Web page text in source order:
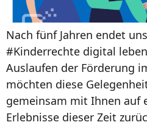
Nach fünf Jahren endet
#Kinderrechte digital
Auslaufen der Förderung
möchten diese
gemeinsam mit Ihnen auf
Erlebnisse dieser Zeit